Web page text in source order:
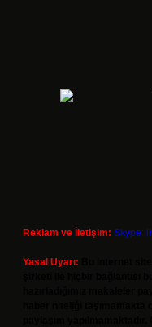
Reklam ve İletişim: Skype:
Yasal Uyarı: